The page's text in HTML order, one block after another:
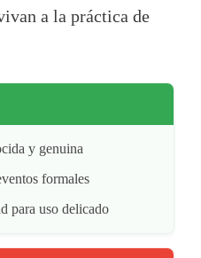
a la práctica de
y genuina
formales
para uso delicado